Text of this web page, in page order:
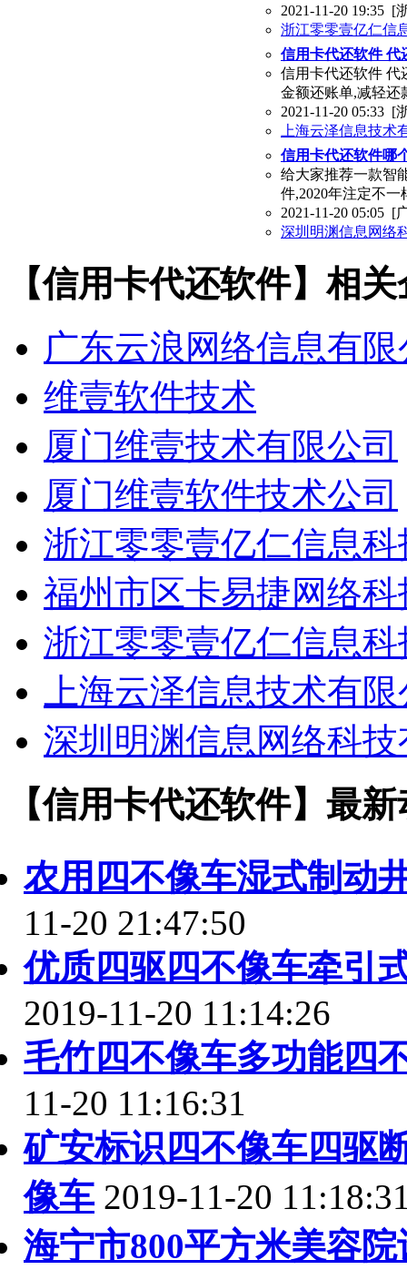
2021-11-20 19:35 [
浙江零零壹亿仁信
信用卡代还软件 代
信用卡代还软件 代
金额还账单,减轻还
2021-11-20 05:33 [
上海云泽信息技术
信用卡代还软件哪
给大家推荐一款智
件,2020年注定不
2021-11-20 05:05 [
深圳明渊信息网络
【信用卡代还软件】相
广东云浪网络信息有
维壹软件技术
厦门维壹技术有限公司
厦门维壹软件技术公司
浙江零零壹亿仁信息
福州市区卡易捷网络
浙江零零壹亿仁信息
上海云泽信息技术有
深圳明渊信息网络科
【信用卡代还软件】最
农用四不像车湿式制动
11-20 21:47:50
优质四驱四不像车牵引
2019-11-20 11:14:26
毛竹四不像车多功能四
11-20 11:16:31
矿安标识四不像车四驱
像车 2019-11-20
海宁市800平方米美容